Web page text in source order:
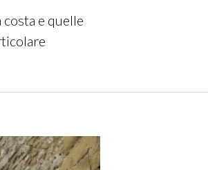
e quelle